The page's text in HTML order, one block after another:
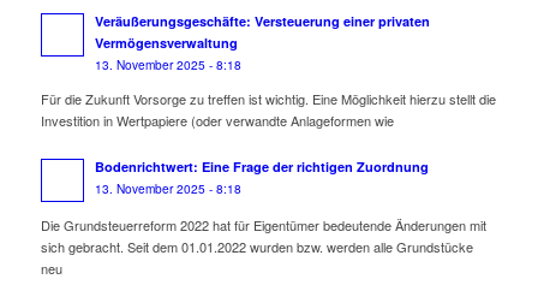
Veräußerungsgeschäfte: Versteuerung einer privaten
Vermögensverwaltung
13. November 2025 - 8:18
Für die Zukunft Vorsorge zu treffen ist wichtig. Eine Möglichkeit hierzu stellt die
Investition in Wertpapiere (oder verwandte Anlageformen wie
Bodenrichtwert: Eine Frage der richtigen Zuordnung
13. November 2025 - 8:18
Die Grundsteuerreform 2022 hat für Eigentümer bedeutende Änderungen mit
sich gebracht. Seit dem 01.01.2022 wurden bzw. werden alle Grundstücke
neu